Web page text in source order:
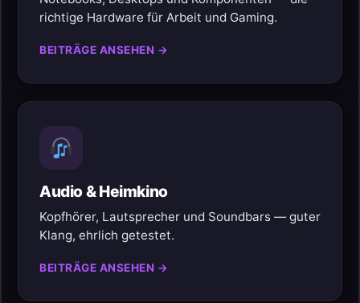
richtige Hardware für Arbeit und Gaming.
BEITRÄGE ANSEHEN →
Audio & Heimkino
Kopfhörer, Lautsprecher und Soundbars — guter
Klang, ehrlich getestet.
BEITRÄGE ANSEHEN →